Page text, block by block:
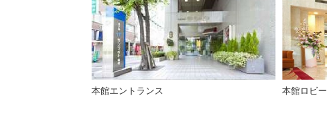
本館エントランス 本館ロビー